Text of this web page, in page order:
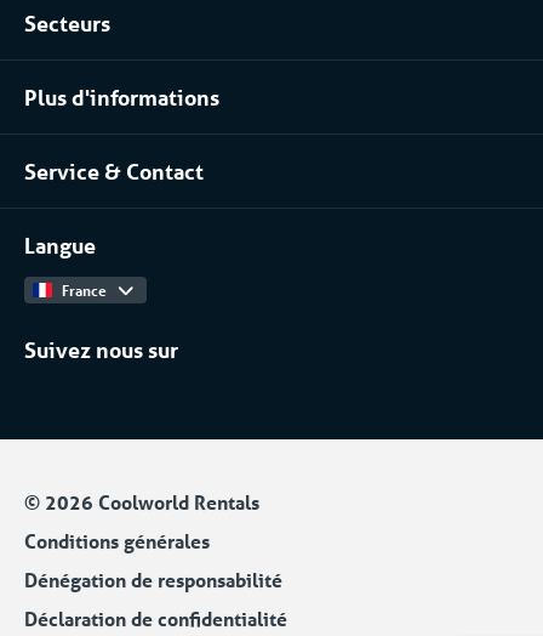
Location chambres positives et négatives
Location pour les process industriels
Secteurs
Agro-alimentaire
Pharmaceutique
Chimique
Installateurs / Maintenanciers
Plus d'informations
À propos de nous
Notre équipe
Travailler chez
Catalogue Produits
Plan de Sobriété Énergétique
Service & Contact
Contact
Langue
France
Suivez nous sur
© 2026 Coolworld Rentals
Conditions générales
Dénégation de responsabilité
Déclaration de confidentialité